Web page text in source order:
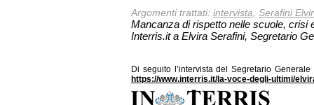
Argomenti trattati: intervista Serafini
Mancanza di rispetto nelle scuole, crisi
Interris.it a Elvira Serafini, Segretario
Di seguito l’intervista del Segretario
https://www.interris.it/la-voce-degli-ultimi/